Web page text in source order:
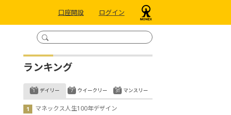
口座開設 ログイン
ランキング
デイリー
マネックス人生100年デザイン
ウイークリー マンスリー